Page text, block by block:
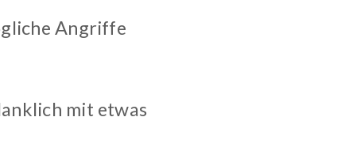
Angriffe
mit etwas